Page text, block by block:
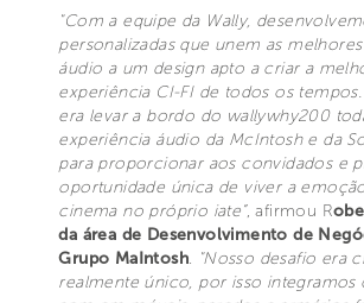
"Com a equipe da Wally,
personalizadas que unem as
áudio a um design apto a criar a
experiência CI-FI de todos os tempos.
era levar a bordo do wallywhy200
experiência áudio da McIntosh e da
para proporcionar aos convidados e
oportunidade única de viver a
cinema no próprio iate”, afirmou R
da área de Desenvolvimento de
Grupo MaIntosh. "Nosso desafio era
realmente único, por isso integramos